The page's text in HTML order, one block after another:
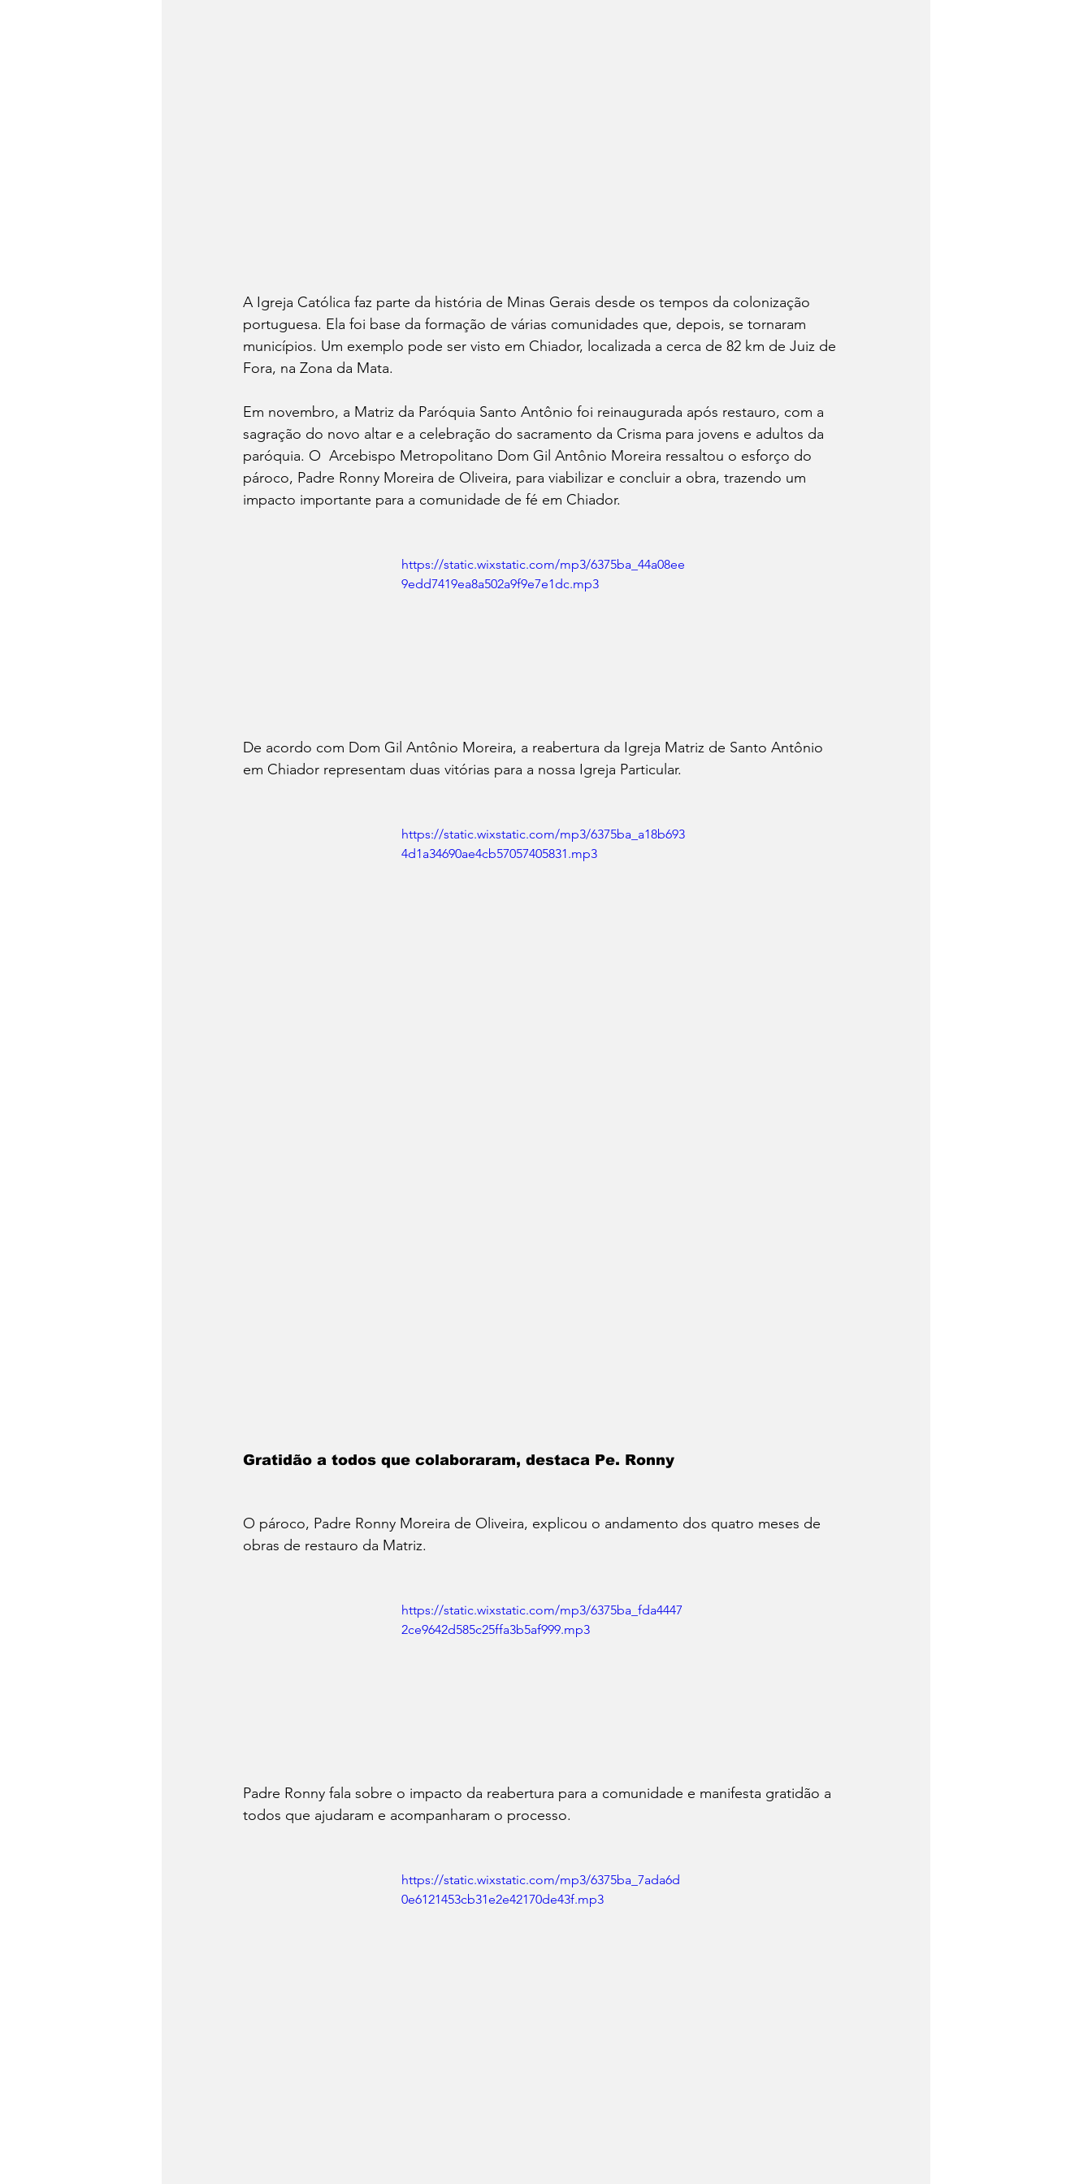
A Igreja Católica faz parte da história de Minas Gerais desde os tempos da colonização
portuguesa. Ela foi base da formação de várias comunidades que, depois, se tornaram
municípios. Um exemplo pode ser visto em Chiador, localizada a cerca de 82 km de Juiz de
Fora, na Zona da Mata.
Em novembro, a Matriz da Paróquia Santo Antônio foi reinaugurada após restauro, com a
sagração do novo altar e a celebração do sacramento da Crisma para jovens e adultos da
paróquia. O  Arcebispo Metropolitano Dom Gil Antônio Moreira ressaltou o esforço do
pároco, Padre Ronny Moreira de Oliveira, para viabilizar e concluir a obra, trazendo um
impacto importante para a comunidade de fé em Chiador.
https://static.wixstatic.com/mp3/6375ba_44a08ee
9edd7419ea8a502a9f9e7e1dc.mp3
De acordo com Dom Gil Antônio Moreira, a reabertura da Igreja Matriz de Santo Antônio
em Chiador representam duas vitórias para a nossa Igreja Particular.
https://static.wixstatic.com/mp3/6375ba_a18b693
4d1a34690ae4cb57057405831.mp3
Gratidão a todos que colaboraram, destaca Pe. Ronny
O pároco, Padre Ronny Moreira de Oliveira, explicou o andamento dos quatro meses de
obras de restauro da Matriz.
https://static.wixstatic.com/mp3/6375ba_fda4447
2ce9642d585c25ffa3b5af999.mp3
Padre Ronny fala sobre o impacto da reabertura para a comunidade e manifesta gratidão a
todos que ajudaram e acompanharam o processo.
https://static.wixstatic.com/mp3/6375ba_7ada6d
0e6121453cb31e2e42170de43f.mp3